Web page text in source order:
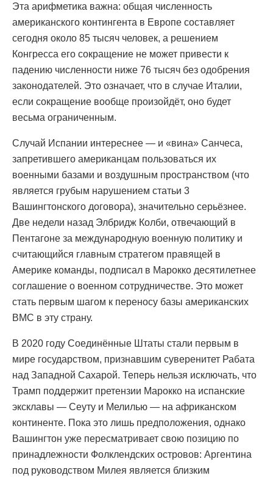
Эта арифметика важна: общая численность
американского контингента в Европе составляет
сегодня около 85 тысяч человек, а решением
Конгресса его сокращение не может привести к
падению численности ниже 76 тысяч без одобрения
законодателей. Это означает, что в случае Италии,
если сокращение вообще произойдёт, оно будет
весьма ограниченным.
Случай Испании интереснее — и «вина» Санчеса,
запретившего американцам пользоваться их
военными базами и воздушным пространством (что
является грубым нарушением статьи 3
Вашингтонского договора), значительно серьёзнее.
Две недели назад Элбридж Колби, отвечающий в
Пентагоне за международную военную политику и
считающийся главным стратегом правящей в
Америке команды, подписал в Марокко десятилетнее
соглашение о военном сотрудничестве. Это может
стать первым шагом к переносу базы американских
ВМС в эту страну.
В 2020 году Соединённые Штаты стали первым в
мире государством, признавшим суверенитет Рабата
над Западной Сахарой. Теперь нельзя исключать, что
Трамп поддержит претензии Марокко на испанские
эксклавы — Сеуту и Мелилью — на африканском
континенте. Пока это лишь предположения, однако
Вашингтон уже пересматривает свою позицию по
принадлежности Фолклендских островов: Аргентина
под руководством Милея является близким